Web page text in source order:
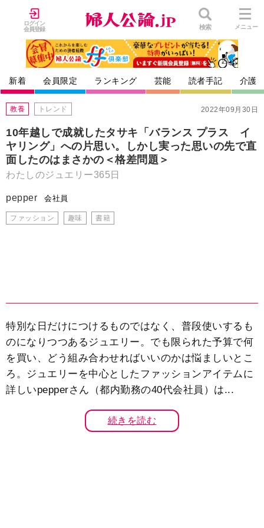
ログイン
会員登録
検索 メニュー
新着 会員限定 ランキング 芸能 読者手記 介護
2022年09月30日
教養 トレンド
10年越しで成就したタサキ「バランス プラス イ
ヤリング」への片思い。しかし実った思いの先で直
面したのはまさかの＜格差問題＞
わたしのジュエリー365日
pepper 会社員
ファッション 趣味 書籍
特別な日だけにつけるものではなく、普段使いするも
のになりつつあるジュエリー。でも限られた予算で何
を買い、どう組み合わせればいいのかは悩ましいとこ
ろ。ジュエリーを中心としたファッションアイテムに
詳しいpepperさん（都内勤務の40代会社員）は...
続きを読む